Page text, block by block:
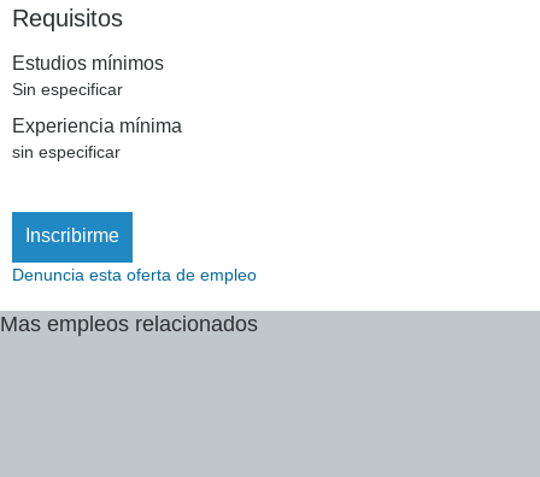
Requisitos
Estudios mínimos
Sin especificar
Experiencia mínima
sin especificar
Inscribirme
Denuncia esta oferta de empleo
Mas empleos relacionados